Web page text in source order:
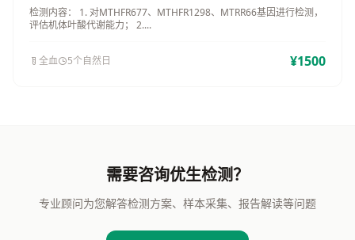
检测内容： 1. 对MTHFR677、MTHFR1298、MTRR66基因进行检测，
评估机体叶酸代谢能力； 2....
全血 5个自然日 ¥1500
需要咨询优生检测？
专业顾问为您解答检测方案、样本采集、报告解读等问题